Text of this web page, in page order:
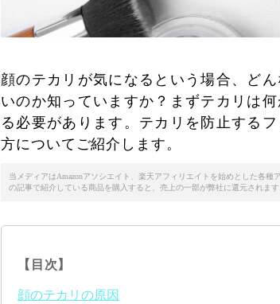
顔のテカリが気になるという場合、ど
いのか知っていますか？まずテカリは
る必要があります。テカリを防止する
方についてご紹介します。
当メディアはAmazonアソシエイト、楽天アフィリエイトを始めとした各
の記事で紹介している商品を購入すると、売上の一部が弊社に還元されます
【目次】
顔のテカリの原因